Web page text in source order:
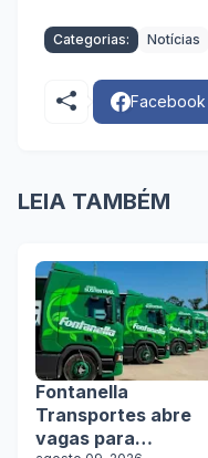
Categorias: Notícias
Facebook
LEIA TAMBÉM
Fontanella
Transportes abre
vagas para